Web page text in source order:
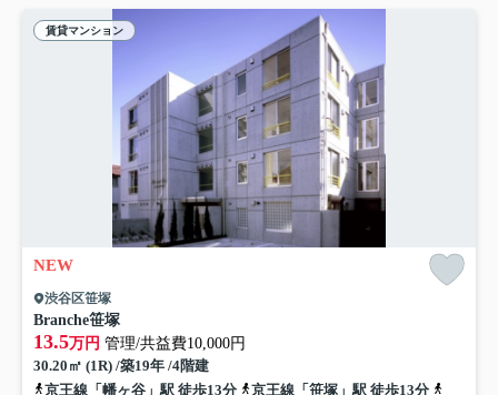
賃貸マンション
NEW
渋谷区笹塚
Branche笹塚
13.5万円 管理/共益費10,000円
30.20㎡ (1R) /築19年 /4階建
京王線「幡ヶ谷」駅 徒歩13分
京王線「笹塚」駅 徒歩13分